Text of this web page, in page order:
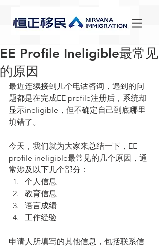
EE Profile Ineligible最常见
的原因
最近连续接到几个电话咨询，遇到的问
题都是在完成EE profile注册后，系统却
显示ineligible，但不确定自己到底哪里
填错了。
今天，我们就为大家来总结一下，EE
profile ineligible最常见的几个原因，通
常涉及以下几个部分：
个人信息
教育信息
语言成绩
工作经验
申请人所填写的其他信息，包括联系信